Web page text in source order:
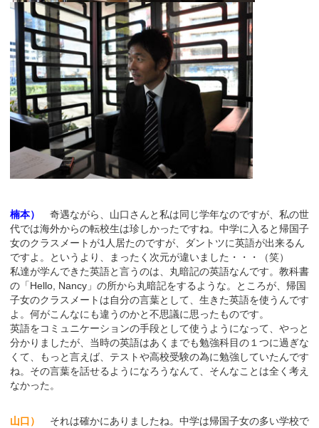
楠本）
奇遇ながら、山口さんと私は同じ学年なのですが、私の世
代では海外からの転校生は珍しかったですね。中学に入ると帰国子
女のクラスメートが1人居たのですが、ダントツに英語が出来るん
ですよ。というより、まったく次元が違いました・・・（笑）
私達が学んできた英語と言うのは、丸暗記の英語なんです。教科書
の「Hello, Nancy」の所から丸暗記をするような。ところが、帰国
子女のクラスメートは自分の言葉として、生きた英語を使うんです
よ。何がこんなにも違うのかと不思議に思ったものです。
英語をコミュニケーションの手段として使うようになって、やっと
分かりましたが、当時の英語はあくまでも勉強科目の１つに過ぎな
くて、もっと言えば、テストや高校受験の為に勉強していたんです
ね。その言葉を話せるようになろうなんて、そんなことは全く考え
なかった。
山口）
それは確かにありましたね。中学は帰国子女の多い学校で